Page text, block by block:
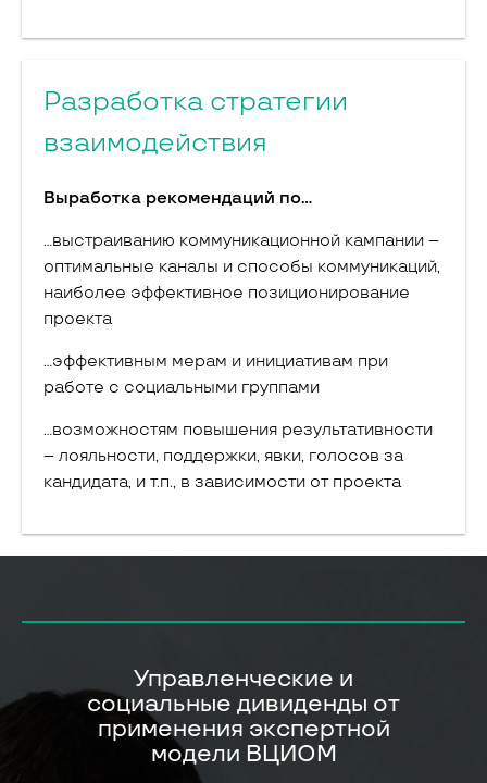
Разработка стратегии
взаимодействия
Выработка рекомендаций по…
…выстраиванию коммуникационной кампании –
оптимальные каналы и способы коммуникаций,
наиболее эффективное позиционирование
проекта
…эффективным мерам и инициативам при
работе с социальными группами
…возможностям повышения результативности
– лояльности, поддержки, явки, голосов за
кандидата, и т.п., в зависимости от проекта
Управленческие и
социальные дивиденды от
применения экспертной
модели ВЦИОМ